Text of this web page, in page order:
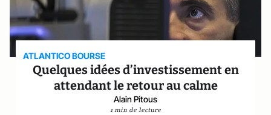
ATLANTICO BOURSE
Quelques idées d’investissement en
attendant le retour au calme
Alain Pitous
1 min de lecture